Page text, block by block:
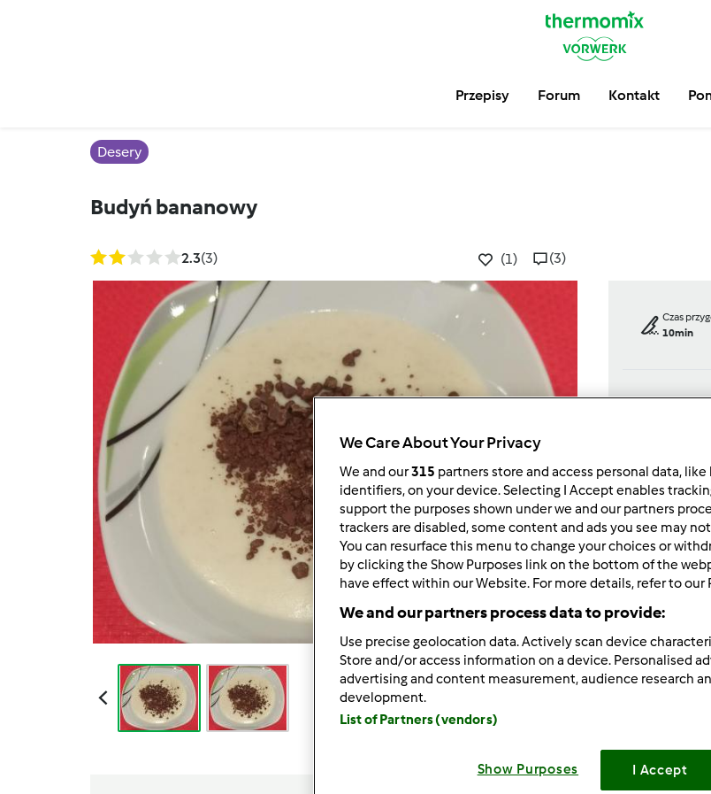
Przepisy Forum Kontakt
Desery
Budyń bananowy
2.3(3) (1) (3)
Czas
10min
porcja/
4porcja/
Poziom
We Care About Your Privacy
We and our315 partners store and access personal data,
identifiers, on your device. Selecting I Accept enables
support the purposes shown under we and our partners
trackers are disabled, some content and ads you see may
You can resurface this menu to change your choices or
by clicking the Show Purposes link on the bottom of the
have effect within our Website. For more details, refer to our
We and our partners process data to provide:
Use precise geolocation data. Actively scan device
Store and/or access information on a device. Personalised
advertising and content measurement, audience research
development.
List of Partners (vendors)
Show Purposes I Accept